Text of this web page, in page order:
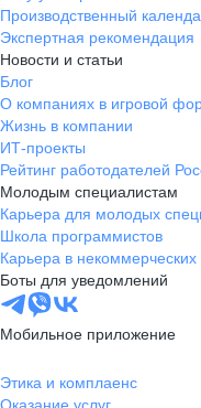
Производственный
Экспертная рекомендация
Новости и статьи
Блог
О компаниях в игровой
Жизнь в компании
ИТ-проекты
Рейтинг работодателей
Молодым специалистам
Карьера для молодых
Школа программистов
Карьера в некоммерческих
Боты для уведомлений
Мобильное приложение
Этика и комплаенс